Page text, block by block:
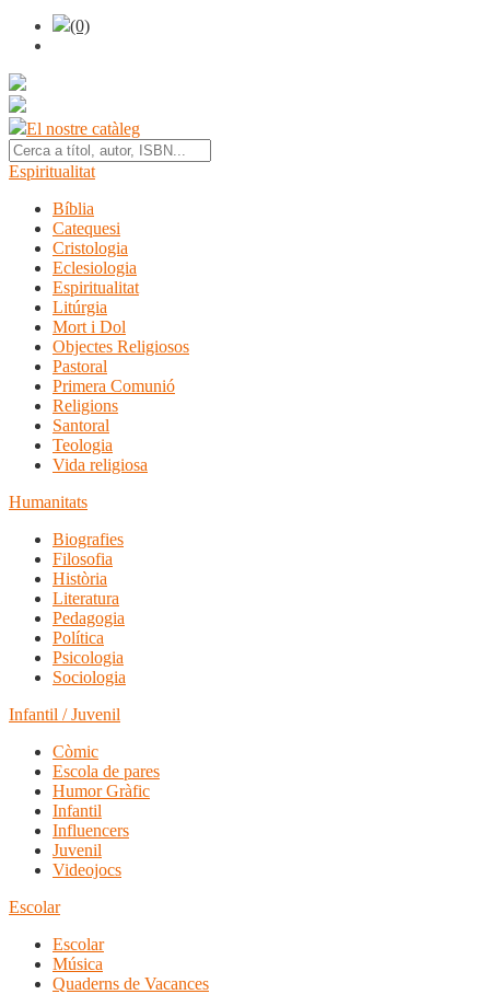
(0)
El nostre catàleg
Espiritualitat
Bíblia
Catequesi
Cristologia
Eclesiologia
Espiritualitat
Litúrgia
Mort i Dol
Objectes Religiosos
Pastoral
Primera Comunió
Religions
Santoral
Teologia
Vida religiosa
Humanitats
Biografies
Filosofia
Història
Literatura
Pedagogia
Política
Psicologia
Sociologia
Infantil / Juvenil
Còmic
Escola de pares
Humor Gràfic
Infantil
Influencers
Juvenil
Videojocs
Escolar
Escolar
Música
Quaderns de Vacances